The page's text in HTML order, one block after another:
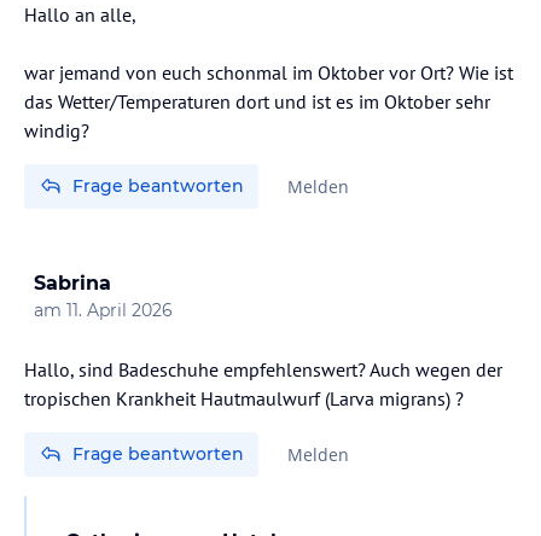
Hallo an alle,
war jemand von euch schonmal im Oktober vor Ort? Wie ist
das Wetter/Temperaturen dort und ist es im Oktober sehr
windig?
Frage beantworten Melden
Sabrina
am 11. April 2026
Hallo, sind Badeschuhe empfehlenswert? Auch wegen der
tropischen Krankheit Hautmaulwurf (Larva migrans) ?
Frage beantworten Melden